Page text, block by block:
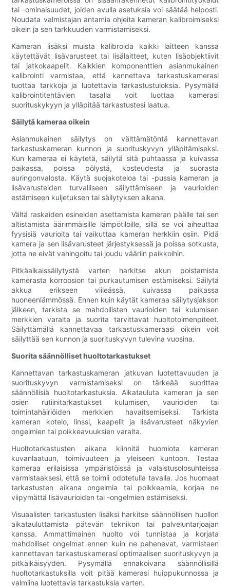
tai -ominaisuudet, joiden avulla asetuksia voi säätää helposti.
Noudata valmistajan antamia ohjeita kameran kalibroimiseksi
oikein ja sen tarkkuuden varmistamiseksi.
Kameran lisäksi muista kalibroida kaikki laitteen kanssa
käytettävät lisävarusteet tai lisälaitteet, kuten lisäobjektiivit
tai jatkokaapelit. Kaikkien komponenttien asianmukainen
kalibrointi varmistaa, että kannettava tarkastuskamerasi
tuottaa tarkkoja ja luotettavia tarkastustuloksia. Pysymällä
kalibrointitehtävien tasalla voit luottaa kamerasi
suorituskykyyn ja ylläpitää tarkastustesi laatua.
Säilytä kameraa oikein
Asianmukainen säilytys on välttämätöntä kannettavan
tarkastuskameran kunnon ja suorituskyvyn ylläpitämiseksi.
Kun kameraa ei käytetä, säilytä sitä puhtaassa ja kuivassa
paikassa, poissa pölystä, kosteudesta ja suorasta
auringonvalosta. Käytä suojakoteloa tai -pussia kameran ja
lisävarusteiden turvalliseen säilyttämiseen ja vaurioiden
estämiseen kuljetuksen tai säilytyksen aikana.
Vältä raskaiden esineiden asettamista kameran päälle tai sen
altistamista äärimmäisille lämpötiloille, sillä se voi aiheuttaa
fyysisiä vaurioita tai vaikuttaa kameran herkkiin osiin. Pidä
kamera ja sen lisävarusteet järjestyksessä ja poissa sotkusta,
jotta ne eivät vahingoitu tai joudu vääriin paikkoihin.
Pitkäaikaissäilytystä varten harkitse akun poistamista
kamerasta korroosion tai purkautumisen estämiseksi. Säilytä
akkua erikseen viileässä, kuivassa paikassa
huoneenlämmössä. Ennen kuin käytät kameraa säilytysjakson
jälkeen, tarkista se mahdollisten vaurioiden tai kulumisen
merkkien varalta ja suorita tarvittavat huoltotoimenpiteet.
Säilyttämällä kannettavaa tarkastuskameraasi oikein voit
säilyttää sen kunnon ja suorituskyvyn tulevina vuosina.
Suorita säännölliset huoltotarkastukset
Kannettavan tarkastuskameran jatkuvan luotettavuuden ja
suorituskyvyn varmistamiseksi on tärkeää suorittaa
säännöllisiä huoltotarkastuksia. Aikatauluta kameran ja sen
osien rutiinitarkastukset kulumisen, vaurioiden tai
toimintahäiriöiden merkkien havaitsemiseksi. Tarkista
kameran kotelo, linssi, kaapelit ja lisävarusteet näkyvien
ongelmien tai poikkeavuuksien varalta.
Huoltotarkastusten aikana kiinnitä huomiota kameran
kuvanlaatuun, toimivuuteen ja yleiseen kuntoon. Testaa
kameraa erilaisissa ympäristöissä ja valaistusolosuhteissa
varmistaaksesi, että se toimii odotetulla tavalla. Jos huomaat
tarkastusten aikana ongelmia tai poikkeamia, korjaa ne
viipymättä lisävaurioiden tai -ongelmien estämiseksi.
Visuaalisten tarkastusten lisäksi harkitse säännöllisen huollon
aikatauluttamista pätevän teknikon tai palveluntarjoajan
kanssa. Ammattimainen huolto voi tunnistaa ja korjata
mahdolliset ongelmat ennen kuin ne pahenevat, varmistaen
kannettavan tarkastuskamerasi optimaalisen suorituskyvyn ja
pitkäikäisyyden. Pysymällä ennakoivana säännöllisillä
huoltotarkastuksilla voit pitää kamerasi huippukunnossa ja
valmiina luotettavia tarkastuksia varten.